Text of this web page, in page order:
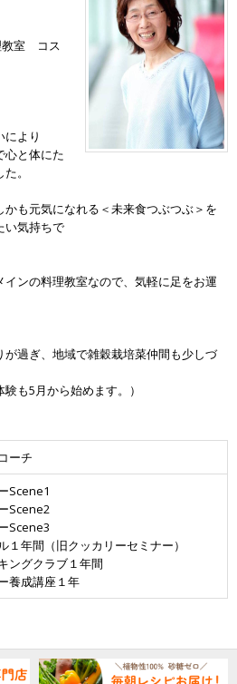
教室 コス
により
心と体にた
。
も元気になれる＜未来食つぶつぶ＞を
い気持ちで
ンの料理教室なので、気軽に足をお運
過ぎ、地域で雑穀栽培菜仲間も少しづ
も5月から始めます。）
ーチ
Scene1
Scene2
Scene3
１年間（旧クッカリーセミナー）
ングクラブ１年間
養成講座１年